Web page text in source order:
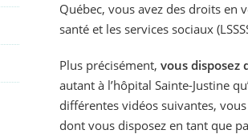
Québec, vous avez des droits en
santé et les services sociaux
Plus précisément, vous disposez
autant à l’hôpital Sainte-Justine
différentes vidéos suivantes,
dont vous disposez en tant que